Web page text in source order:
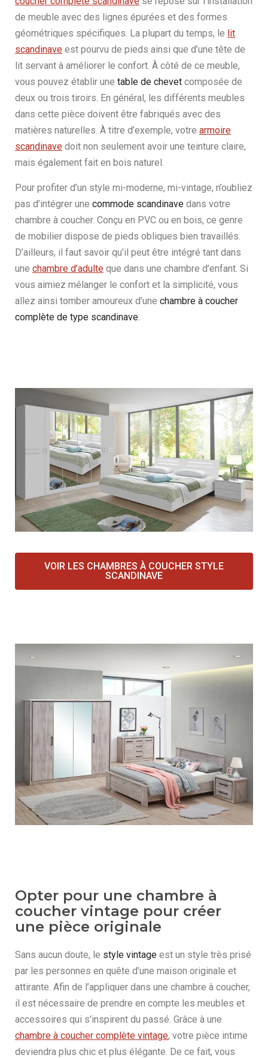
de meuble avec des lignes épurées et des formes
géométriques spécifiques. La plupart du temps, le lit
scandinave est pourvu de pieds ainsi que d’une tête de
lit servant à améliorer le confort. À côté de ce meuble,
vous pouvez établir une table de chevet composée de
deux ou trois tiroirs. En général, les différents meubles
dans cette pièce doivent être fabriqués avec des
matières naturelles. À titre d’exemple, votre armoire
scandinave doit non seulement avoir une teinture claire,
mais également fait en bois naturel.
Pour profiter d’un style mi-moderne, mi-vintage, n’oubliez
pas d’intégrer une commode scandinave dans votre
chambre à coucher. Conçu en PVC ou en bois, ce genre
de mobilier dispose de pieds obliques bien travaillés.
D’ailleurs, il faut savoir qu’il peut être intégré tant dans
une chambre d’adulte que dans une chambre d’enfant. Si
vous aimiez mélanger le confort et la simplicité, vous
allez ainsi tomber amoureux d’une chambre à coucher
complète de type scandinave.
VOIR LES CHAMBRES À COUCHER STYLE
SCANDINAVE
Opter pour une chambre à
coucher vintage pour créer
une pièce originale
Sans aucun doute, le style vintage est un style très prisé
par les personnes en quête d’une maison originale et
attirante. Afin de l’appliquer dans une chambre à coucher,
il est nécessaire de prendre en compte les meubles et
accessoires qui s’inspirent du passé. Grâce à une
chambre à coucher complète vintage, votre pièce intime
deviendra plus chic et plus élégante. De ce fait, vous